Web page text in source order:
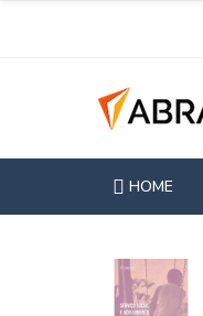
HOME